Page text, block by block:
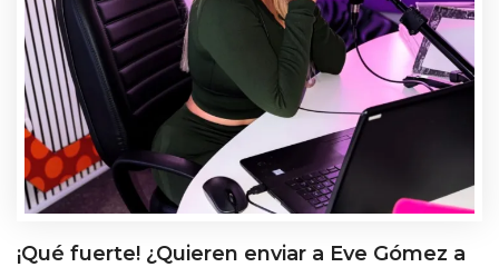
¡Qué fuerte! ¿Quieren enviar a Eve Gómez a